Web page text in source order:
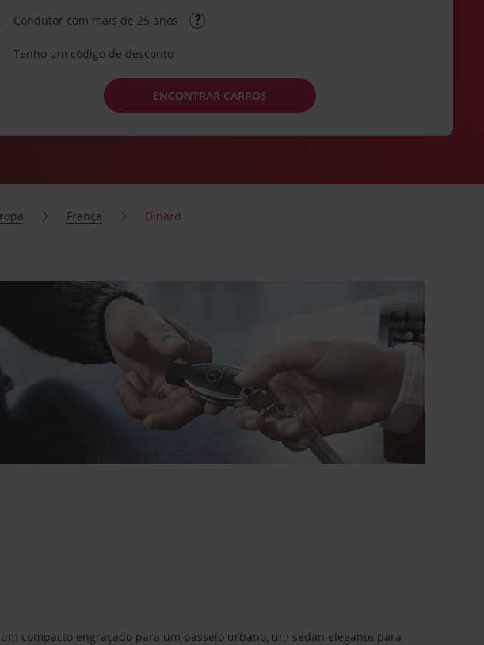
Condutor com mais de 25 anos
Tenho um código de desconto
ENCONTRAR CARROS
França Dinard
compacto engraçado para um passeio urbano, um sedan elegante para